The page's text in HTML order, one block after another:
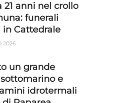
21 anni nel crollo
funerali
in Cattedrale
2026
un grande
e
idrotermali